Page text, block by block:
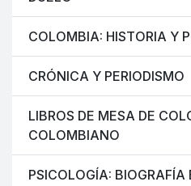
COLOMBIA: HISTORIA Y
CRÓNICA Y PERIODISMO
LIBROS DE MESA DE
COLOMBIANO
PSICOLOGÍA: BIOGRAFÍA